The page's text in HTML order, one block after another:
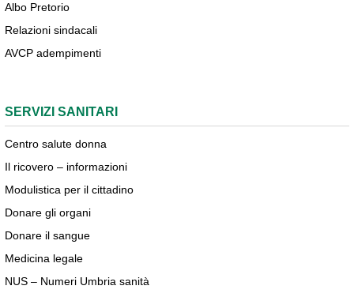
Albo Pretorio
Relazioni sindacali
AVCP adempimenti
SERVIZI SANITARI
Centro salute donna
Il ricovero – informazioni
Modulistica per il cittadino
Donare gli organi
Donare il sangue
Medicina legale
NUS – Numeri Umbria sanità